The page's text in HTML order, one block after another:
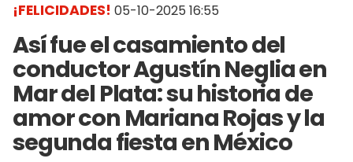
¡FELICIDADES! 05-10-2025 16:55
Así fue el casamiento del
conductor Agustín Neglia en
Mar del Plata: su historia de
amor con Mariana Rojas y la
segunda fiesta en México